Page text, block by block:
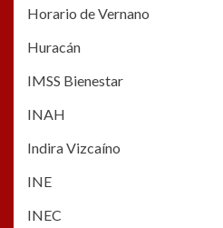
Horario de Vernano
Huracán
IMSS Bienestar
INAH
Indira Vizcaíno
INE
INEC